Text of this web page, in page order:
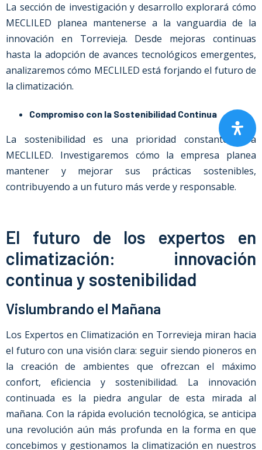
La sección de investigación y desarrollo explorará cómo
MECLILED planea mantenerse a la vanguardia de la
innovación en Torrevieja. Desde mejoras continuas
hasta la adopción de avances tecnológicos emergentes,
analizaremos cómo MECLILED está forjando el futuro de
la climatización.
Compromiso con la Sostenibilidad Continua
La sostenibilidad es una prioridad constante para
MECLILED. Investigaremos cómo la empresa planea
mantener y mejorar sus prácticas sostenibles,
contribuyendo a un futuro más verde y responsable.
El futuro de los expertos en
climatización: innovación
continua y sostenibilidad
Vislumbrando el Mañana
Los Expertos en Climatización en Torrevieja miran hacia
el futuro con una visión clara: seguir siendo pioneros en
la creación de ambientes que ofrezcan el máximo
confort, eficiencia y sostenibilidad. La innovación
continuada es la piedra angular de esta mirada al
mañana. Con la rápida evolución tecnológica, se anticipa
una revolución aún más profunda en la forma en que
concebimos y gestionamos la climatización en nuestros